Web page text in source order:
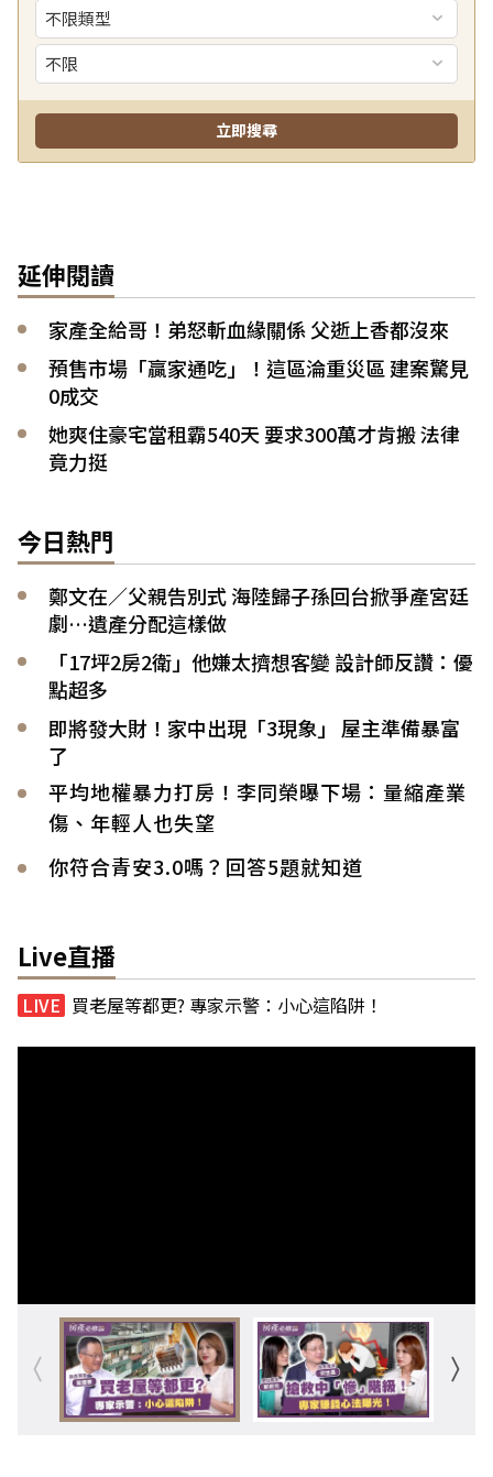
延伸閱讀
家產全給哥！弟怒斬血緣關係 父逝上香都沒來
預售市場「贏家通吃」！這區淪重災區 建案驚見
0成交
她爽住豪宅當租霸540天 要求300萬才肯搬 法律
竟力挺
今日熱門
鄭文在／父親告別式 海陸歸子孫回台掀爭產宮廷
劇…遺產分配這樣做
「17坪2房2衛」他嫌太擠想客變 設計師反讚：優
點超多
即將發大財！家中出現「3現象」 屋主準備暴富
了
平均地權暴力打房！李同榮曝下場：量縮產業
傷、年輕人也失望
你符合青安3.0嗎？回答5題就知道
Live直播
買老屋等都更? 專家示警：小心這陷阱！